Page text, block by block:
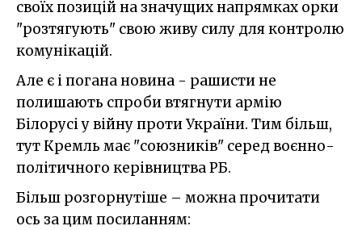
своїх позицій на значущих напрямках орки
"розтягують" свою живу силу для контролю
комунікацій.
Але є і погана новина - рашисти не
полишають спроби втягнути армію
Білорусі у війну проти України. Тим більш,
тут Кремль має "союзників" серед воєнно-
політичного керівництва РБ.
Більш розгорнутіше – можна прочитати
ось за цим посиланням: